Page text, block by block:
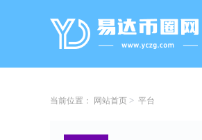
当前位置： 网站首页 平台